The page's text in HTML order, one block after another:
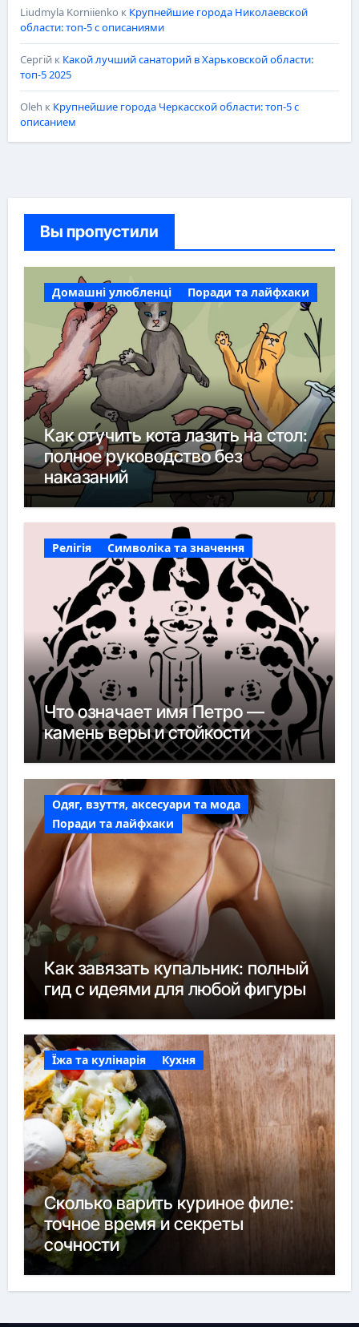
Liudmyla Korniienko к Крупнейшие города Николаевской
области: топ-5 с описаниями
Сергійк Какой лучший санаторий в Харьковской области:
топ-5 2025
Oleh к Крупнейшие города Черкасской области: топ-5 с
описанием
Вы пропустили
Домашні улюбленці Поради та лайфхаки
Как отучить кота лазить на стол:
полное руководство без
наказаний
Релігія Символіка та значення
Что означает имя Петро —
камень веры и стойкости
Одяг, взуття, аксесуари та мода
Поради та лайфхаки
Как завязать купальник: полный
гид с идеями для любой фигуры
Їжа та кулінарія Кухня
Сколько варить куриное филе:
точное время и секреты
сочности